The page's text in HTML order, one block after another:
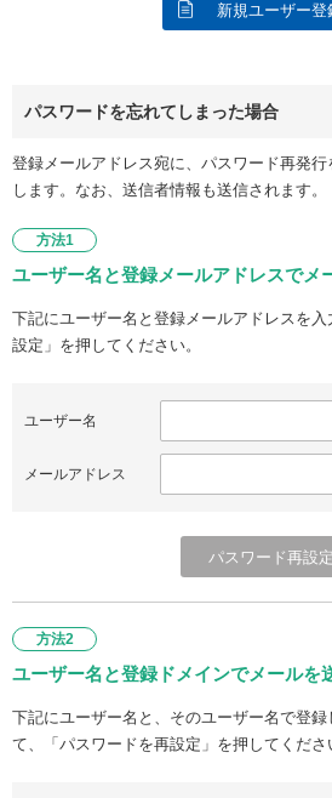
新規ユーザー登
パスワードを忘れてしまった場合
登録メールアドレス宛に、パスワード再発
します。なお、送信者情報も送信されます。
方法1
ユーザー名と登録メールアドレスでメ
下記にユーザー名と登録メールアドレスを
設定」を押してください。
ユーザー名
メールアドレス
方法2
ユーザー名と登録ドメインでメールを
下記にユーザー名と、そのユーザー名で登
て、「パスワードを再設定」を押してくださ